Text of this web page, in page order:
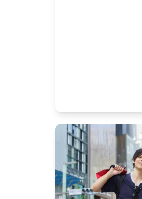
或人字拖） - 可为团体提
用者 - 在您选择的时间前24
人的茶屋关系，即可体
在温馨现代的环境中近距
机会！